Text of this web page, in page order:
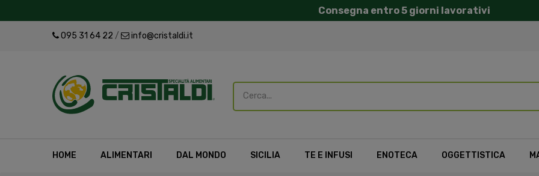
Consegna entro 5 giorni lavorativi
095 31 64 22 / info@cristaldi.it
HOME ALIMENTARI DAL MONDO SICILIA TE E INFUSI ENOTECA OGGETTISTICA